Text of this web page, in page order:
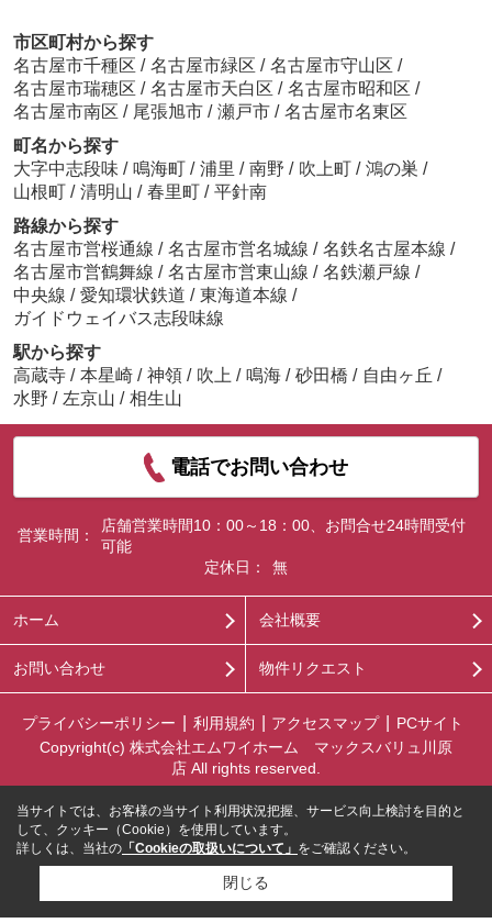
市区町村から探す
名古屋市千種区 / 名古屋市緑区 / 名古屋市守山区 /
名古屋市瑞穂区 / 名古屋市天白区 / 名古屋市昭和区 /
名古屋市南区 / 尾張旭市 / 瀬戸市 / 名古屋市名東区
町名から探す
大字中志段味 / 鳴海町 / 浦里 / 南野 / 吹上町 / 鴻の巣 /
山根町 / 清明山 / 春里町 / 平針南
路線から探す
名古屋市営桜通線 / 名古屋市営名城線 / 名鉄名古屋本線 /
名古屋市営鶴舞線 / 名古屋市営東山線 / 名鉄瀬戸線 /
中央線 / 愛知環状鉄道 / 東海道本線 /
ガイドウェイバス志段味線
駅から探す
高蔵寺 / 本星崎 / 神領 / 吹上 / 鳴海 / 砂田橋 / 自由ヶ丘 /
水野 / 左京山 / 相生山
電話でお問い合わせ
営業時間：
店舗営業時間10：00～18：00、お問合せ24時間受付
可能
定休日：
無
ホーム 会社概要
お問い合わせ 物件リクエスト
プライバシーポリシー 利用規約 アクセスマップ
PCサイト
Copyright(c) 株式会社エムワイホーム マックスバリュ川原
店 All rights reserved.
当サイトでは、お客様の当サイト利用状況把握、サービス向上検討を目的と
して、クッキー（Cookie）を使用しています。
詳しくは、当社の 「Cookieの取扱いについて」 をご確認ください。
閉じる